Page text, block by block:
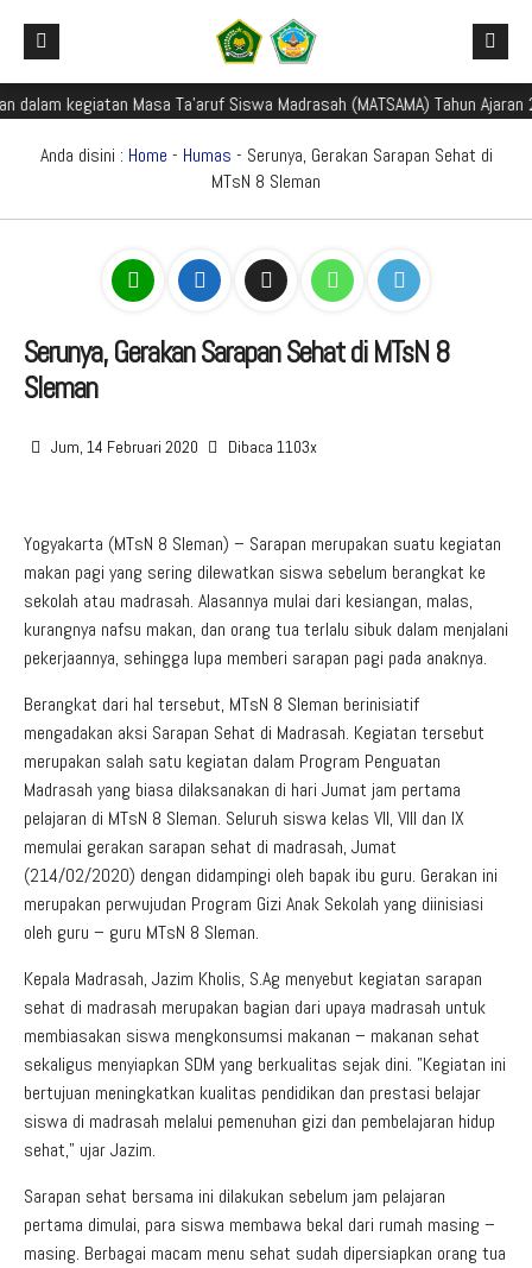
Beranda
Profil Madrasah
Aplikasi Madrasah
PMBM
Perpustakaan Madyadesta
Zona Integritas
kegiatan Masa Ta'aruf Siswa Madrasah (MATSAMA) Tahun Ajaran
Anda disini : Home - Humas - Serunya, Gerakan Sarapan Sehat di
MTsN 8 Sleman
Serunya, Gerakan Sarapan Sehat di MTsN 8
Sleman
Jum, 14 Februari 2020 Dibaca 1103x
Yogyakarta (MTsN 8 Sleman) – Sarapan merupakan suatu kegiatan
makan pagi yang sering dilewatkan siswa sebelum berangkat ke
sekolah atau madrasah. Alasannya mulai dari kesiangan, malas,
kurangnya nafsu makan, dan orang tua terlalu sibuk dalam menjalani
pekerjaannya, sehingga lupa memberi sarapan pagi pada anaknya.
Berangkat dari hal tersebut, MTsN 8 Sleman berinisiatif
mengadakan aksi Sarapan Sehat di Madrasah. Kegiatan tersebut
merupakan salah satu kegiatan dalam Program Penguatan
Madrasah yang biasa dilaksanakan di hari Jumat jam pertama
pelajaran di MTsN 8 Sleman. Seluruh siswa kelas VII, VIII dan IX
memulai gerakan sarapan sehat di madrasah, Jumat
(214/02/2020) dengan didampingi oleh bapak ibu guru. Gerakan ini
merupakan perwujudan Program Gizi Anak Sekolah yang diinisiasi
oleh guru – guru MTsN 8 Sleman.
Kepala Madrasah, Jazim Kholis, S.Ag menyebut kegiatan sarapan
sehat di madrasah merupakan bagian dari upaya madrasah untuk
membiasakan siswa mengkonsumsi makanan – makanan sehat
sekaligus menyiapkan SDM yang berkualitas sejak dini. ”Kegiatan ini
bertujuan meningkatkan kualitas pendidikan dan prestasi belajar
siswa di madrasah melalui pemenuhan gizi dan pembelajaran hidup
sehat,” ujar Jazim.
Sarapan sehat bersama ini dilakukan sebelum jam pelajaran
pertama dimulai, para siswa membawa bekal dari rumah masing –
masing. Berbagai macam menu sehat sudah dipersiapkan orang tua